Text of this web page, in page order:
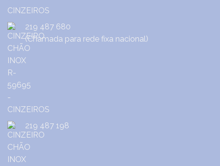
219 487 680
(Chamada para rede fixa nacional)
219 487 198